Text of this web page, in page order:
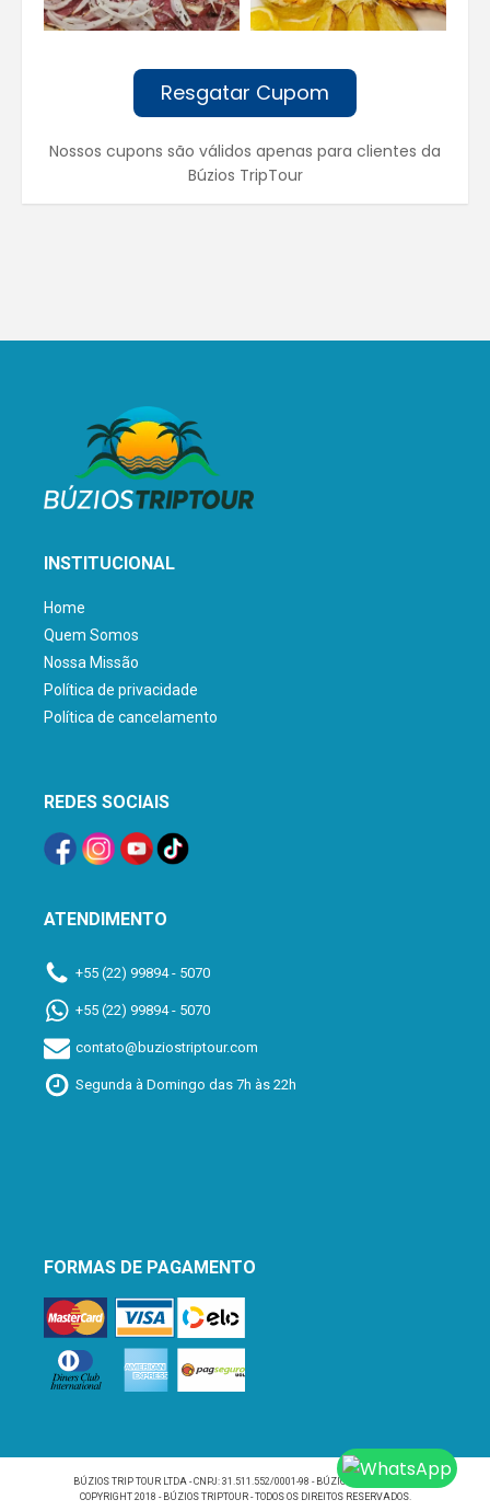
Resgatar Cupom
Nossos cupons são válidos apenas para clientes da
Búzios TripTour
INSTITUCIONAL
Home
Quem Somos
Nossa Missão
Política de privacidade
Política de cancelamento
REDES SOCIAIS
ATENDIMENTO
+55 (22) 99894 - 5070
+55 (22) 99894 - 5070
contato@buziostriptour.com
Segunda à Domingo das 7h às 22h
FORMAS DE PAGAMENTO
BÚZIOS TRIP TOUR LTDA - CNPJ: 31.511.552/0001-98 - BÚZIOS/RJ - BRASIL -
COPYRIGHT 2018 - BÚZIOS TRIPTOUR - TODOS OS DIREITOS RESERVADOS.